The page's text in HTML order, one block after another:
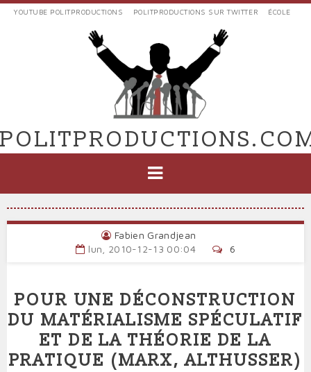
Aller
EXTERNES
POLIT'PRODUCTIONS
YOUTUBE POLITPRODUCTIONS POLITPRODUCTIONS SUR TWITTER ÉCOLE
PRINCIPALE
Fabien Grandjean
lun, 2010-12-13 00:04
6
POUR UNE DÉCONSTRUCTION
DU MATÉRIALISME SPÉCULATIF
ET DE LA THÉORIE DE LA
PRATIQUE (MARX, ALTHUSSER)